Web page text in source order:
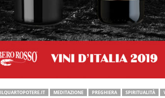
ILQUARTOPOTERE.IT MEDITAZIONE PREGHIERA SPIRITUALITÀ